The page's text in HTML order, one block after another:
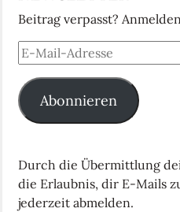
Beitrag verpasst?
Abonnieren
Durch die Übermittlung
die Erlaubnis, dir E-Mails
jederzeit abmelden.